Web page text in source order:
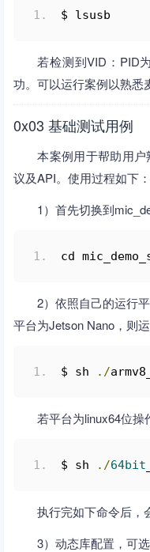
$ lsusb
若检测到VID：PID
功。可以运行案例以熟悉
0x03 基础测试用例
本案例用于帮助用
议及API。使用过程如下：
1）首先切换到
cd
2）依照自己的运行
平台为Jetson Nano，则
$ sh ./
若平台为linux64位操
$ sh ./64bit
执行完如下命令后，
3）动态库配置，可